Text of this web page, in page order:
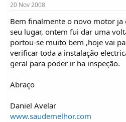
20 Nov 2008
Bem finalmente o novo motor
seu lugar, ontem fui dar uma
portou-se muito bem ,hoje vai
verificar toda a instalação
geral para poder ir ha inspeção.
Abraço
Daniel Avelar
www.saudemelhor.com